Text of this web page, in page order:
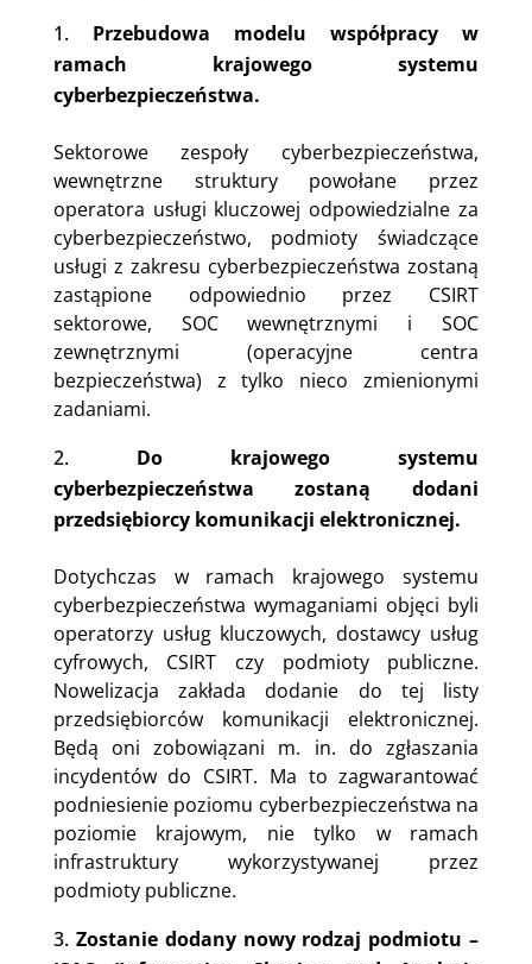
Przebudowa modelu współpracy w
ramach krajowego systemu
cyberbezpieczeństwa.
Sektorowe zespoły cyberbezpieczeństwa,
wewnętrzne struktury powołane przez
operatora usługi kluczowej odpowiedzialne za
cyberbezpieczeństwo, podmioty świadczące
usługi z zakresu cyberbezpieczeństwa zostaną
zastąpione odpowiednio przez CSIRT
sektorowe, SOC wewnętrznymi i SOC
zewnętrznymi (operacyjne centra
bezpieczeństwa) z tylko nieco zmienionymi
zadaniami.
Do krajowego systemu
cyberbezpieczeństwa zostaną dodani
przedsiębiorcy komunikacji elektronicznej.
Dotychczas w ramach krajowego systemu
cyberbezpieczeństwa wymaganiami objęci byli
operatorzy usług kluczowych, dostawcy usług
cyfrowych, CSIRT czy podmioty publiczne.
Nowelizacja zakłada dodanie do tej listy
przedsiębiorców komunikacji elektronicznej.
Będą oni zobowiązani m. in. do zgłaszania
incydentów do CSIRT. Ma to zagwarantować
podniesienie poziomu cyberbezpieczeństwa na
poziomie krajowym, nie tylko w ramach
infrastruktury wykorzystywanej przez
podmioty publiczne.
Zostanie dodany nowy rodzaj podmiotu –